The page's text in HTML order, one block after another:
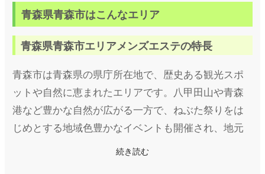
青森県青森市はこんなエリア
青森県青森市エリアメンズエステの特長
青森市は青森県の県庁所在地で、歴史ある観光スポ
ットや自然に恵まれたエリアです。八甲田山や青森
港など豊かな自然が広がる一方で、ねぶた祭りをは
じめとする地域色豊かなイベントも開催され、地元
住民だけでなく観光客も多く訪れます。
続き読む